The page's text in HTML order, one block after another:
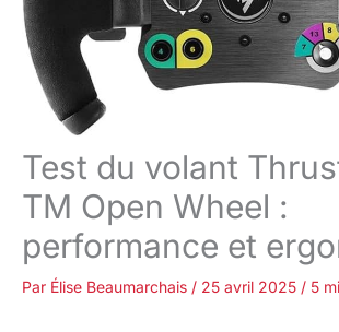
Test du volant
TM Open Wheel :
performance et
Par Élise Beaumarchais / 25 avril 2025 / 5